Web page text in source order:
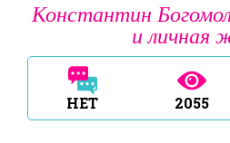
Константин
и личная
НЕТ 2055